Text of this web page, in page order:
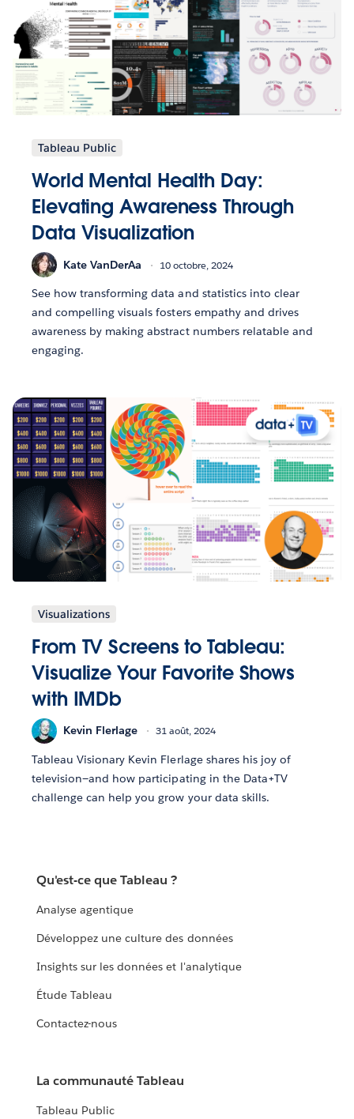
Tableau Public
World Mental Health Day:
Elevating Awareness Through
Data Visualization
Kate VanDerAa 10 octobre, 2024
See how transforming data and statistics into clear
and compelling visuals fosters empathy and drives
awareness by making abstract numbers relatable and
engaging.
Visualizations
From TV Screens to Tableau:
Visualize Your Favorite Shows
with IMDb
Kevin Flerlage 31 août, 2024
Tableau Visionary Kevin Flerlage shares his joy of
television—and how participating in the Data+TV
challenge can help you grow your data skills.
Qu'est-ce que Tableau ?
Analyse agentique
Développez une culture des données
Insights sur les données et l'analytique
Étude Tableau
Contactez-nous
La communauté Tableau
Tableau Public